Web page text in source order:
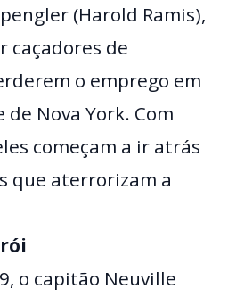
(Harold Ramis),
caçadores de
o emprego em
Nova York. Com
começam a ir atrás
que aterrorizam a
o capitão Neuville